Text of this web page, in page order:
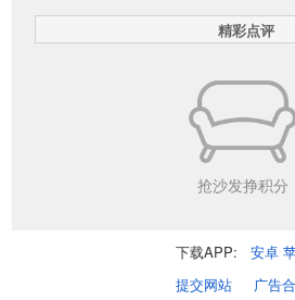
精彩点评
抢沙发挣积分
下载APP: 安卓
提交网站
广告